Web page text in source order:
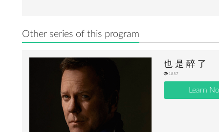
Other series of this program
也 是 醉 了
1857
Learn